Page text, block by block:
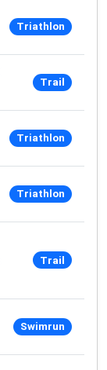
Triathlon
Trail
Triathlon
Triathlon
Trail
Swimrun